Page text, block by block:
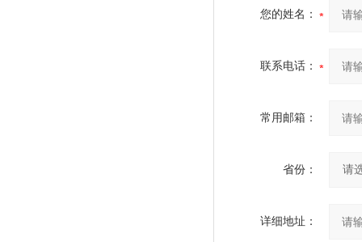
您的姓名：
联系电话：
常用邮箱：
省份：
详细地址：